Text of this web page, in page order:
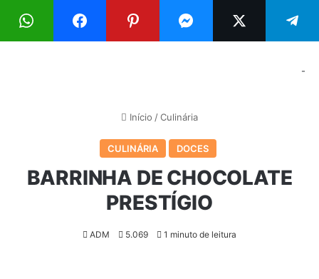
Menu
-
Início /Culinária
CULINÁRIA DOCES
BARRINHA DE CHOCOLATE
PRESTÍGIO
ADM 5.069 1 minuto de leitura